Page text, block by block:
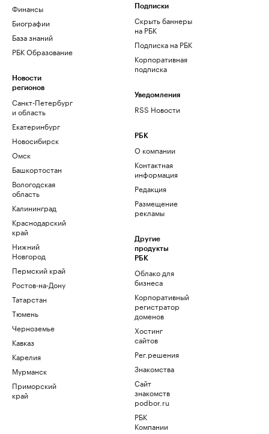
Финансы
Биографии
База знаний
РБК Образование
Новости
регионов
Санкт-Петербург
и область
Екатеринбург
Новосибирск
Омск
Башкортостан
Вологодская
область
Калининград
Краснодарский
край
Нижний
Новгород
Пермский край
Ростов-на-Дону
Татарстан
Тюмень
Черноземье
Кавказ
Карелия
Мурманск
Приморский
край
Подписки
Скрыть баннеры
на РБК
Подписка на РБК
Корпоративная
подписка
Уведомления
RSS Новости
РБК
О компании
Контактная
информация
Редакция
Размещение
рекламы
Другие
продукты
РБК
Облако для
бизнеса
Корпоративный
регистратор
доменов
Хостинг
сайтов
Рег.решения
Знакомства
Сайт
знакомств
podbor.ru
РБК
Компании